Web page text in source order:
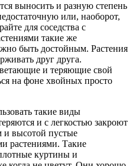
выносить и разную степень
или, наоборот,
для соседства с
такие же
быть достойным. Растения
друг друга.
и теряющие свой
на фоне хвойных просто
такие виды
и с легкостью закроют
высотой пустые
растениями. Такие
куртины и